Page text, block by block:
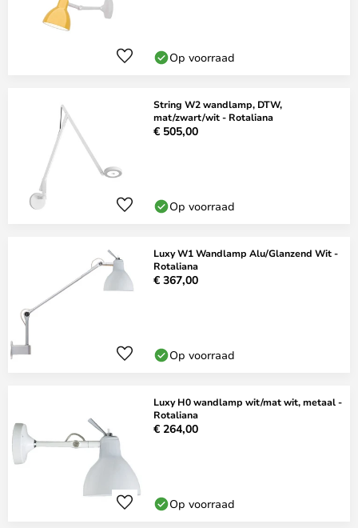
Op voorraad
String W2 wandlamp, DTW,
mat/zwart/wit - Rotaliana
€ 505,00
Op voorraad
Luxy W1 Wandlamp Alu/Glanzend Wit -
Rotaliana
€ 367,00
Op voorraad
Luxy H0 wandlamp wit/mat wit, metaal -
Rotaliana
€ 264,00
Op voorraad